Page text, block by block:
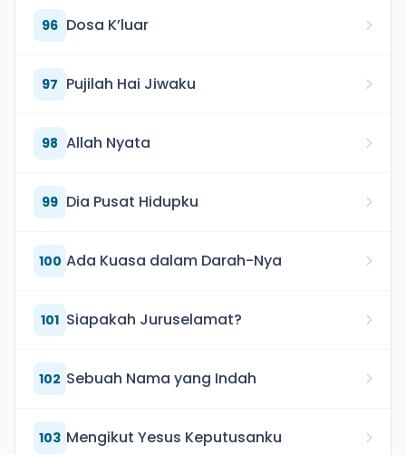
96 Dosa K’luar
97 Pujilah Hai Jiwaku
98 Allah Nyata
99 Dia Pusat Hidupku
100 Ada Kuasa dalam Darah-Nya
101 Siapakah Juruselamat?
102 Sebuah Nama yang Indah
103 Mengikut Yesus Keputusanku